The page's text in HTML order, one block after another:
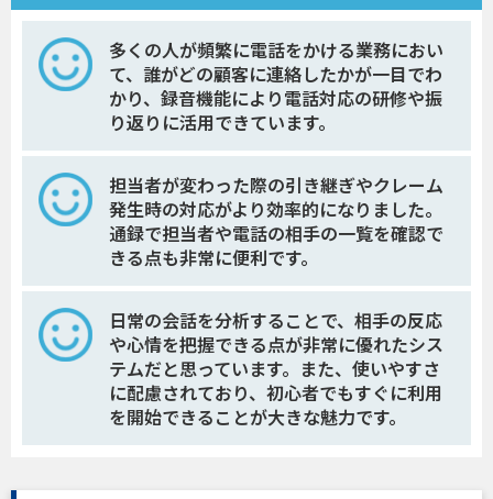
多くの人が頻繁に電話をかける業務におい
て、誰がどの顧客に連絡したかが一目でわ
かり、録音機能により電話対応の研修や振
り返りに活用できています。
担当者が変わった際の引き継ぎやクレーム
発生時の対応がより効率的になりました。
通録で担当者や電話の相手の一覧を確認で
きる点も非常に便利です。
日常の会話を分析することで、相手の反応
や心情を把握できる点が非常に優れたシス
テムだと思っています。また、使いやすさ
に配慮されており、初心者でもすぐに利用
を開始できることが大きな魅力です。